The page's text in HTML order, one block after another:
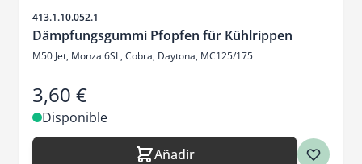
SKU
413.1.10.052.1
Dämpfungsgummi Pfopfen für Kühlrippen
M50 Jet, Monza 6SL, Cobra, Daytona, MC125/175
3,60 €
Disponible
Añadir